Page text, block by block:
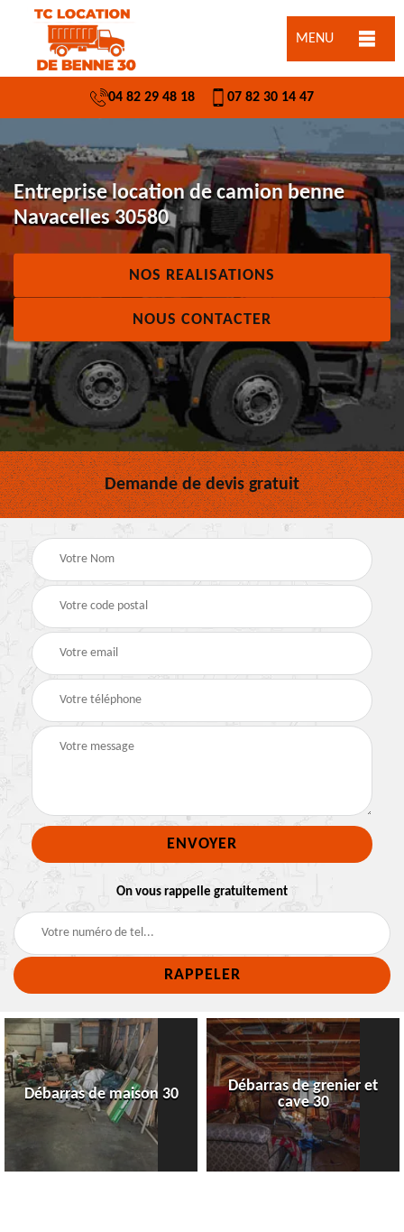
MENU
04 82 29 48 18 07 82 30 14 47
Entreprise location de camion benne
Navacelles 30580
NOS REALISATIONS
NOUS CONTACTER
Demande de devis gratuit
On vous rappelle gratuitement
Débarras de maison 30
Débarras de grenier et
cave 30